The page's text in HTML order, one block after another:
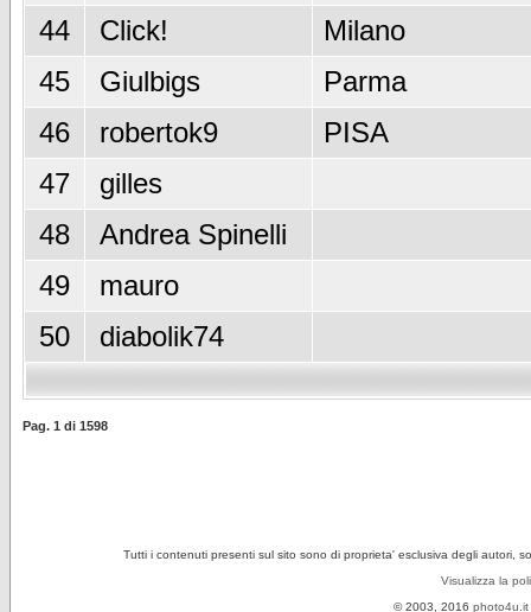
44
Click!
Milano
45
Giulbigs
Parma
46
robertok9
PISA
47
gilles
48
Andrea Spinelli
49
mauro
50
diabolik74
Pag. 1 di 1598
Tutti i contenuti presenti sul sito sono di proprieta' esclusiva degli autori,
Visualizza la
© 2003, 2016 photo4u.it